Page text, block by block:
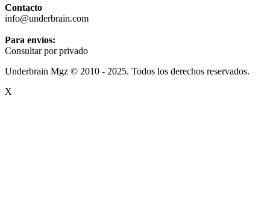
Contacto
info@underbrain.com
Para envíos:
Consultar por privado
Underbrain Mgz © 2010 - 2025. Todos los derechos reservados.
X